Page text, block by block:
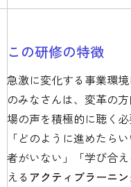
この研修の特徴
急激に変化する事業環
のみなさんは、変革の
場の声を積極的に聴く必
「どのように進めたら
者がいない」「学び合
えるアクティブラーニ